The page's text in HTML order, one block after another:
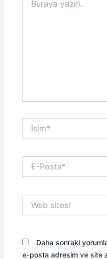
yazın..
İsim*
Posta*
sitesi
Daha sonraki
e-posta adresim ve site